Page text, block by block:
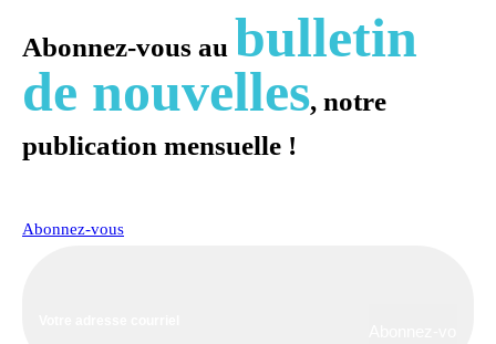
Abonnez-vous au bulletin
de nouvelles, notre
publication mensuelle !
Abonnez-vous